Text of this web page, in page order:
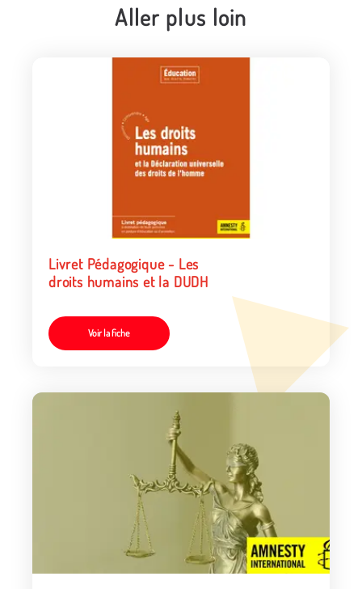
Aller plus loin
Livret Pédagogique - Les
droits humains et la DUDH
Voir la fiche